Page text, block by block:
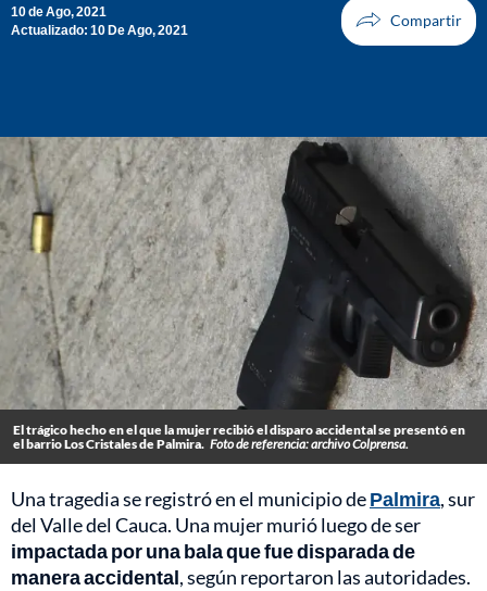
10 de Ago, 2021
Actualizado: 10 De Ago, 2021
El trágico hecho en el que la mujer recibió el disparo accidental se presentó en
el barrio Los Cristales de Palmira. Foto de referencia: archivo Colprensa.
Una tragedia se registró en el municipio dePalmira, sur
del Valle del Cauca. Una mujer murió luego de ser
impactada por una bala que fue disparada de
manera accidental, según reportaron las autoridades.